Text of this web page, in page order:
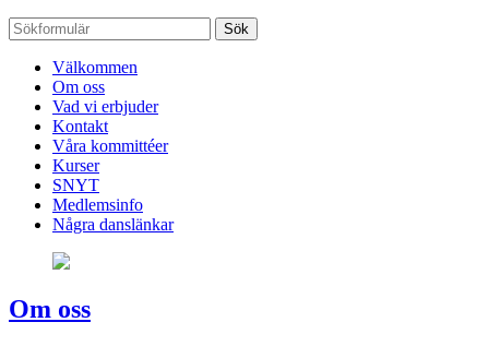
Sök
Välkommen
Om oss
Vad vi erbjuder
Kontakt
Våra kommittéer
Kurser
SNYT
Medlemsinfo
Några danslänkar
Om oss